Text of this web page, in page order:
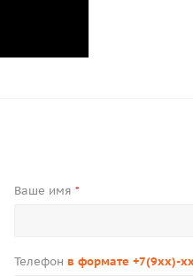
Ваше имя *
Телефон в формате +7(9xx)-